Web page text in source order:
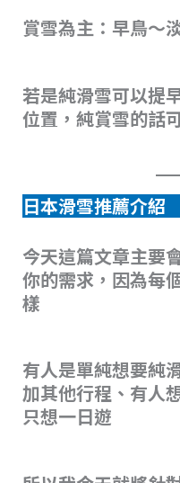
賞雪為主：早鳥～
若是純滑雪可以提
位置，純賞雪的話
日本滑雪推薦介紹
今天這篇文章主要
你的需求，因為每
樣
有人是單純想要純
加其他行程、有人
只想一日遊